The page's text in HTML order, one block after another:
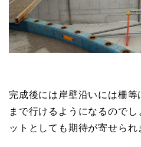
完成後には岸壁沿いには柵
まで行けるようになるので
ットとしても期待が寄せられ